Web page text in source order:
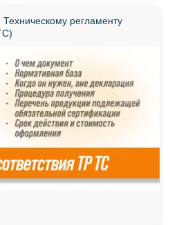
регламенту